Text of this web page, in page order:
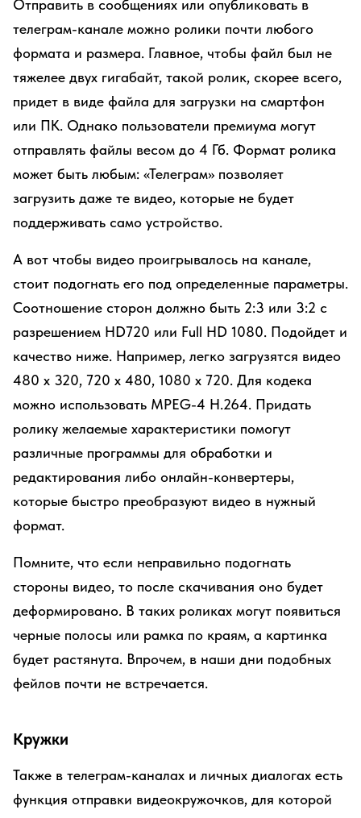
Отправить в сообщениях или опубликовать в
телеграм-канале можно ролики почти любого
формата и размера. Главное, чтобы файл был не
тяжелее двух гигабайт, такой ролик, скорее всего,
придет в виде файла для загрузки на смартфон
или ПК. Однако пользователи премиума могут
отправлять файлы весом до 4 Гб. Формат ролика
может быть любым: «Телеграм» позволяет
загрузить даже те видео, которые не будет
поддерживать само устройство.
А вот чтобы видео проигрывалось на канале,
стоит подогнать его под определенные параметры.
Соотношение сторон должно быть 2:3 или 3:2 с
разрешением HD720 или Full HD 1080. Подойдет и
качество ниже. Например, легко загрузятся видео
480 х 320, 720 х 480, 1080 х 720. Для кодека
можно использовать MPEG-4 H.264. Придать
ролику желаемые характеристики помогут
различные программы для обработки и
редактирования либо онлайн-конвертеры,
которые быстро преобразуют видео в нужный
формат.
Помните, что если неправильно подогнать
стороны видео, то после скачивания оно будет
деформировано. В таких роликах могут появиться
черные полосы или рамка по краям, а картинка
будет растянута. Впрочем, в наши дни подобных
фейлов почти не встречается.
Кружки
Также в телеграм-каналах и личных диалогах есть
функция отправки видеокружочков, для которой